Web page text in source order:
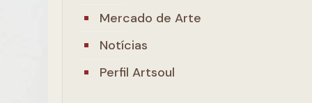
Mercado de Arte
Notícias
Perfil Artsoul